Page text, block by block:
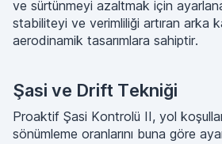
ve sürtünmeyi azaltmak için
stabiliteyi ve verimliliği artıran arka
aerodinamik tasarımlara sahiptir.
Şasi ve Drift Tekniği
Proaktif Şasi Kontrolü II, yol
sönümleme oranlarını buna göre